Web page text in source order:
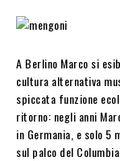
A Berlino Marco si
cultura alternativa
spiccata funzione
ritorno: negli anni
in Germania, e solo 5
sul palco del